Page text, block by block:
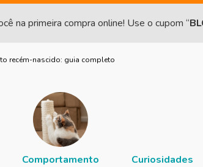
na primeira compra online! Use o cupom “
recém-nascido: guia completo
Comportamento Curiosidades